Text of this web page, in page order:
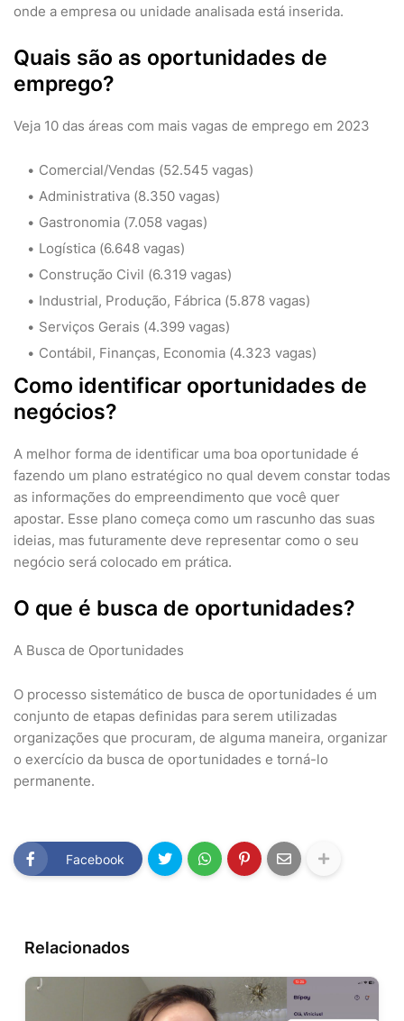
onde a empresa ou unidade analisada está inserida.
Quais são as oportunidades de
emprego?
Veja 10 das áreas com mais vagas de emprego em 2023
Comercial/Vendas (52.545 vagas)
Administrativa (8.350 vagas)
Gastronomia (7.058 vagas)
Logística (6.648 vagas)
Construção Civil (6.319 vagas)
Industrial, Produção, Fábrica (5.878 vagas)
Serviços Gerais (4.399 vagas)
Contábil, Finanças, Economia (4.323 vagas)
Como identificar oportunidades de
negócios?
A melhor forma de identificar uma boa oportunidade é
fazendo um plano estratégico no qual devem constar todas
as informações do empreendimento que você quer
apostar. Esse plano começa como um rascunho das suas
ideias, mas futuramente deve representar como o seu
negócio será colocado em prática.
O que é busca de oportunidades?
A Busca de Oportunidades
O processo sistemático de busca de oportunidades é um
conjunto de etapas definidas para serem utilizadas
organizações que procuram, de alguma maneira, organizar
o exercício da busca de oportunidades e torná-lo
permanente.
Facebook
Relacionados